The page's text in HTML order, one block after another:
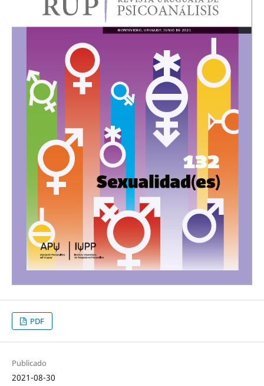
PDF
Publicado
2021-08-30